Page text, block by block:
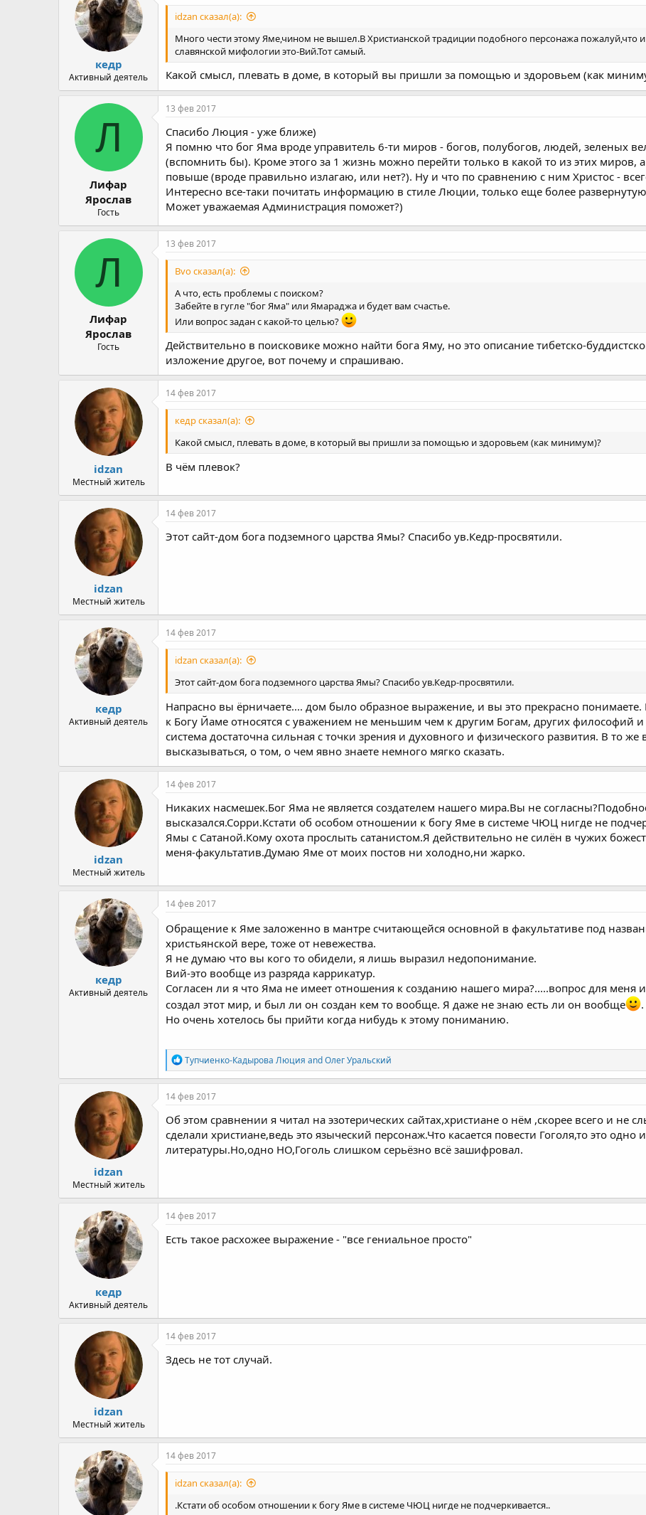
кедр
Активный деятель
idzan сказал(а):
Много чести этому Яме,чином не вышел.В Христианской традиции подобного персонажа пожалуй,что и
славянской мифологии это-Вий.Тот самый.
Какой смысл, плевать в доме, в который вы пришли за помощью и здоровьем (как
Л
Лифар
Ярослав
Гость
13 фев 2017
Спасибо Люция - уже ближе)
Я помню что бог Яма вроде управитель 6-ти миров - богов, полубогов, людей, зеленых
(вспомнить бы). Кроме этого за 1 жизнь можно перейти только в какой то из этих миров,
повыше (вроде правильно излагаю, или нет?). Ну и что по сравнению с ним Христос -
Интересно все-таки почитать информацию в стиле Люции, только еще более
Может уважаемая Администрация поможет?)
Л
Лифар
Ярослав
Гость
13 фев 2017
Bvo сказал(а):
А что, есть проблемы с поиском?
Забейте в гугле "бог Яма" или Ямараджа и будет вам счастье.
Или вопрос задан с какой-то целью?
Действительно в поисковике можно найти бога Яму, но это описание тибетско-
изложение другое, вот почему и спрашиваю.
idzan
Местный житель
14 фев 2017
кедр сказал(а):
Какой смысл, плевать в доме, в который вы пришли за помощью и здоровьем (как минимум)?
В чём плевок?
idzan
Местный житель
14 фев 2017
Этот сайт-дом бога подземного царства Ямы? Спасибо ув.Кедр-просвятили.
кедр
Активный деятель
14 фев 2017
idzan сказал(а):
Этот сайт-дом бога подземного царства Ямы? Спасибо ув.Кедр-просвятили.
Напрасно вы ёрничаете.... дом было образное выражение, и вы это прекрасно
к Богу Йаме относятся с уважением не меньшим чем к другим Богам, других философий
система достаточна сильная с точки зрения и духовного и физического развития. В то
высказываться, о том, о чем явно знаете немного мягко сказать.
idzan
Местный житель
14 фев 2017
Никаких насмешек.Бог Яма не является создателем нашего мира.Вы не
высказался.Сорри.Кстати об особом отношении к богу Яме в системе ЧЮЦ нигде не
Ямы с Сатаной.Кому охота прослыть сатанистом.Я действительно не силён в чужих
меня-факультатив.Думаю Яме от моих постов ни холодно,ни жарко.
кедр
Активный деятель
14 фев 2017
Обращение к Яме заложенно в мантре считающейся основной в факультативе под
христьянской вере, тоже от невежества.
Я не думаю что вы кого то обидели, я лишь выразил недопонимание.
Вий-это вообще из разряда каррикатур.
Согласен ли я что Яма не имеет отношения к созданию нашего мира?.....вопрос для меня
создал этот мир, и был ли он создан кем то вообще. Я даже не знаю есть ли он вообще
.
Но очень хотелось бы прийти когда нибудь к этому пониманию.
R
e
a
c
i
o
n
s
Тупчиенко-Кадырова Люция andОлег Уральский
idzan
Местный житель
14 фев 2017
Об этом сравнении я читал на эзотерических сайтах,христиане о нём ,скорее всего и не
сделали христиане,ведь это языческий персонаж.Что касается повести Гоголя,то это
литературы.Но,одно НО,Гоголь слишком серьёзно всё зашифровал.
кедр
Активный деятель
14 фев 2017
Есть такое расхожее выражение - "все гениальное просто"
idzan
Местный житель
14 фев 2017
Здесь не тот случай.
14 фев 2017
idzan сказал(а):
.Кстати об особом отношении к богу Яме в системе ЧЮЦ нигде не подчеркивается..